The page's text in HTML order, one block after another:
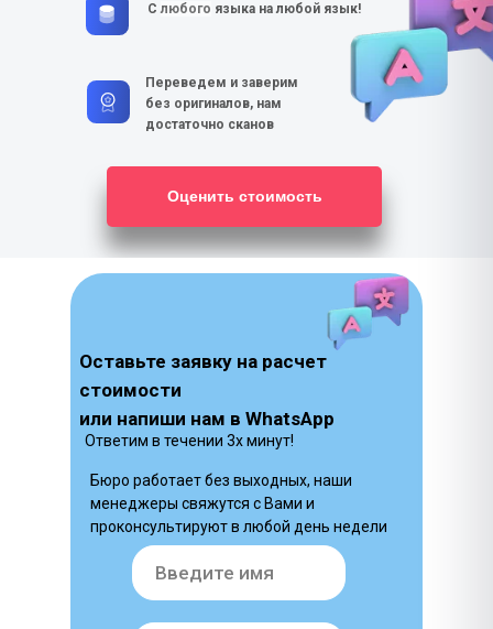
Слюбого языка на любой язык!
Переведем и заверим
без оригиналов, нам
достаточно сканов
Оценить стоимость
Оставьте заявку на расчет
стоимости
или напиши нам в WhatsApp
Бюро работает без выходных, наши
менеджеры свяжутся с Вами и
проконсультируют в любой день недели
Ответим в течении 3х минут!